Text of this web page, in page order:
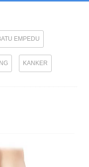
EMPEDU
KANKER